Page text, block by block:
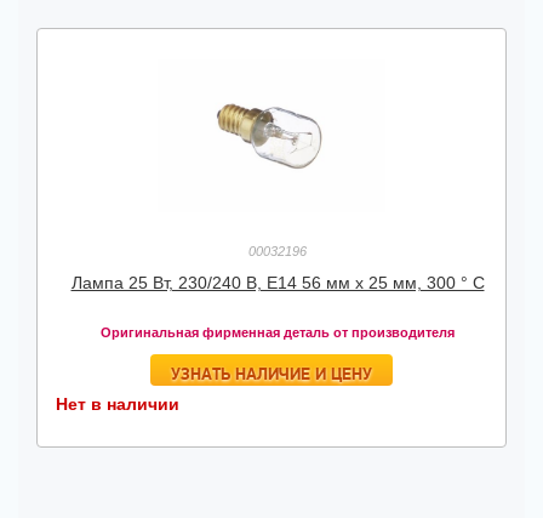
00032196
Лампа 25 Вт, 230/240 В, E14 56 мм x 25 мм, 300 ° C
Оригинальная фирменная деталь от производителя
УЗНАТЬ НАЛИЧИЕ И ЦЕНУ
Нет в наличии